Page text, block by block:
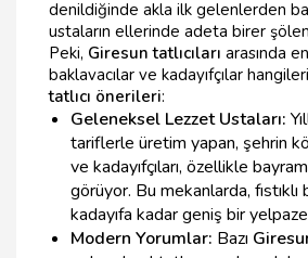
denildiğinde akla ilk gelenlerden
ustaların ellerinde adeta birer
Peki, Giresun tatlıcıları arasında
baklavacılar ve kadayıfçılar
tatlıcı önerileri:
Geleneksel Lezzet Ustaları:
tariflerle üretim yapan, şehrin
ve kadayıfçıları, özellikle
görüyor. Bu mekanlarda,
kadayıfa kadar geniş bir
Modern Yorumlar: Bazı